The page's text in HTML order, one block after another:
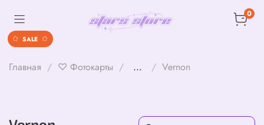
0
Главная ♡ Фотокарты ... Vernon